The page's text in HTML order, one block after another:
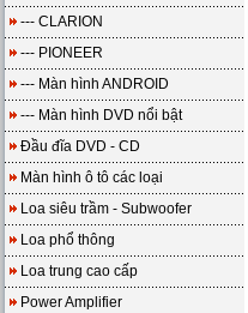
--- CLARION
--- PIONEER
--- Màn hình ANDROID
--- Màn hình DVD nổi bật
Đầu đĩa DVD - CD
Màn hình ô tô các loại
Loa siêu trầm - Subwoofer
Loa phổ thông
Loa trung cao cấp
Power Amplifier